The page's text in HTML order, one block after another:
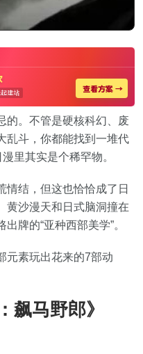
的。不管是硬核科幻、废
乱斗，你都能找到一堆代
里其实是个稀罕物。
情结，但这也恰恰成了日
沙漫天和日式脑洞撞在
牌的“亚种西部美学”。
元素玩出花来的7部动
飙马野郎》